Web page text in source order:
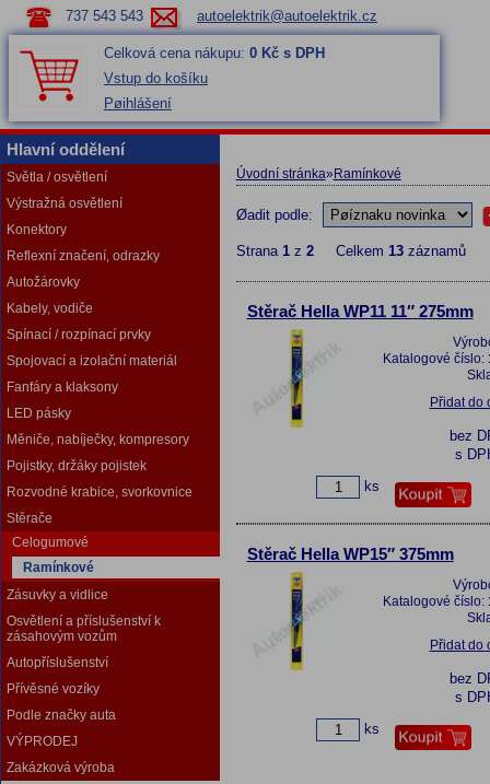
737 543 543 autoelektrik@autoelektrik.cz
Celková cena nákupu: 0 Kč s DPH
Vstup do košíku
Pøihlášení
Hlavní oddělení
Světla / osvětlení
Výstražná osvětlení
Konektory
Reflexní značení, odrazky
Autožárovky
Kabely, vodiče
Spínací / rozpínací prvky
Spojovací a izolační materiál
Fanfáry a klaksony
LED pásky
Měniče, nabíječky, kompresory
Pojistky, držáky pojistek
Rozvodné krabice, svorkovnice
Stěrače
Celogumové
Ramínkové
Zásuvky a vidlice
Osvětlení a příslušenství k
zásahovým vozům
Autopříslušenství
Přívěsné vozíky
Podle značky auta
VÝPRODEJ
Zakázková výroba
Úvodní stránka» Ramínkové
Øadit podle:
Strana 1z 2Celkem 13záznamů
Stěrač Hella WP11 11″ 275mm
Katalogové číslo:
Přidat do
bez
s
ks
Stěrač Hella WP15″ 375mm
Katalogové číslo:
Přidat do
bez
s
ks